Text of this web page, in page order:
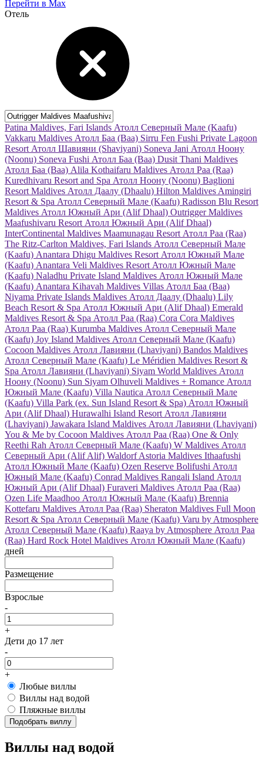
Перейти в Max
Отель
Patina Maldives, Fari Islands Атолл Северный Мале (Kaafu)
Vakkaru Maldives Атолл Баа (Baa) Sirru Fen Fushi Private Lagoon
Resort Атолл Шавияни (Shaviyani) Soneva Jani Атолл Ноону
(Noonu) Soneva Fushi Атолл Баа (Baa) Dusit Thani Maldives
Атолл Баа (Baa) Alila Kothaifaru Maldives Атолл Раа (Raa)
Kuredhivaru Resort and Spa Атолл Ноону (Noonu) Baglioni
Resort Maldives Атолл Даалу (Dhaalu) Hilton Maldives Amingiri
Resort & Spa Атолл Северный Мале (Kaafu) Radisson Blu Resort
Maldives Атолл Южный Ари (Alif Dhaal) Outrigger Maldives
Maafushivaru Resort Атолл Южный Ари (Alif Dhaal)
InterContinental Maldives Maamunagau Resort Атолл Раа (Raa)
The Ritz-Carlton Maldives, Fari Islands Атолл Северный Мале
(Kaafu) Anantara Dhigu Maldives Resort Атолл Южный Мале
(Kaafu) Anantara Veli Maldives Resort Атолл Южный Мале
(Kaafu) Naladhu Private Island Maldives Атолл Южный Мале
(Kaafu) Anantara Kihavah Maldives Villas Атолл Баа (Baa)
Niyama Private Islands Maldives Атолл Даалу (Dhaalu) Lily
Beach Resort & Spa Атолл Южный Ари (Alif Dhaal) Emerald
Maldives Resort & Spa Атолл Раа (Raa) Cora Cora Maldives
Атолл Раа (Raa) Kurumba Maldives Атолл Северный Мале
(Kaafu) Joy Island Maldives Атолл Северный Мале (Kaafu)
Cocoon Maldives Атолл Лавияни (Lhaviyani) Bandos Maldives
Атолл Северный Мале (Kaafu) Le Méridien Maldives Resort &
Spa Атолл Лавияни (Lhaviyani) Siyam World Maldives Атолл
Ноону (Noonu) Sun Siyam Olhuveli Maldives + Romance Атолл
Южный Мале (Kaafu) Villa Nautica Атолл Северный Мале
(Kaafu) Villa Park (ex. Sun Island Resort & Spa) Атолл Южный
Ари (Alif Dhaal) Hurawalhi Island Resort Атолл Лавияни
(Lhaviyani) Jawakara Island Maldives Атолл Лавияни (Lhaviyani)
You & Me by Cocoon Maldives Атолл Раа (Raa) One & Only
Reethi Rah Атолл Северный Мале (Kaafu) W Maldives Атолл
Северный Ари (Alif Alif) Waldorf Astoria Maldives Ithaafushi
Атолл Южный Мале (Kaafu) Ozen Reserve Bolifushi Атолл
Южный Мале (Kaafu) Conrad Maldives Rangali Island Атолл
Южный Ари (Alif Dhaal) Furaveri Maldives Атолл Раа (Raa)
Ozen Life Maadhoo Атолл Южный Мале (Kaafu) Brennia
Kottefaru Maldives Атолл Раа (Raa) Sheraton Maldives Full Moon
Resort & Spa Атолл Северный Мале (Kaafu) Varu by Atmosphere
Атолл Северный Мале (Kaafu) Raaya by Atmosphere Атолл Раа
(Raa) Hard Rock Hotel Maldives Атолл Южный Мале (Kaafu)
дней
Размещение
Взрослые
-
+
Дети до 17 лет
-
+
Любые виллы
Виллы над водой
Пляжные виллы
Подобрать виллу
Виллы над водой